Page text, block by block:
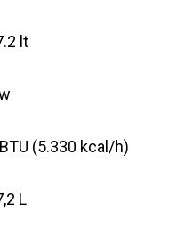
lt
(5.330 kcal/h)
L